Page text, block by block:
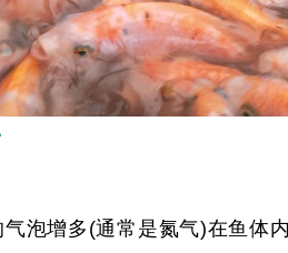
泡增多(通常是氮气)在鱼体